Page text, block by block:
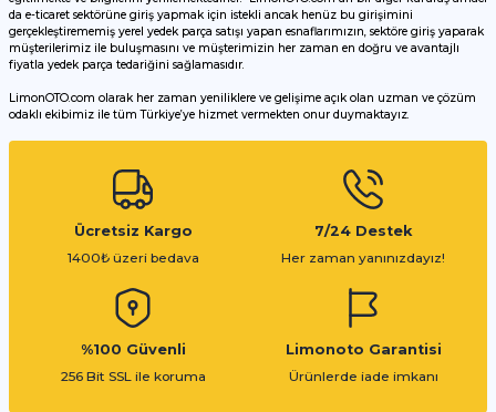
Bu ürüne benzer farklı alternatifler olmalı.
da e-ticaret sektörüne giriş yapmak için istekli ancak henüz bu girişimini
gerçekleştirememiş yerel yedek parça satışı yapan esnaflarımızın, sektöre giriş yaparak
müşterilerimiz ile buluşmasını ve müşterimizin her zaman en doğru ve avantajlı
fiyatla yedek parça tedariğini sağlamasıdır.
LimonOTO.com olarak her zaman yeniliklere ve gelişime açık olan uzman ve çözüm
odaklı ekibimiz ile tüm Türkiye’ye hizmet vermekten onur duymaktayız.
Ücretsiz Kargo
1400₺ üzeri bedava
7/24 Destek
Her zaman yanınızdayız!
%100 Güvenli
256 Bit SSL ile koruma
Limonoto Garantisi
Ürünlerde iade imkanı